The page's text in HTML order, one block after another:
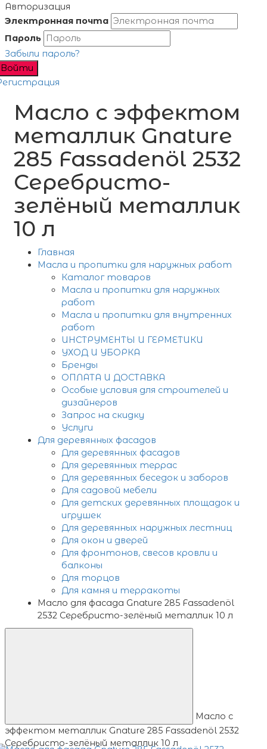
Авторизация
Электронная почта
Пароль
Забыли пароль?
Войти
Масло с эффектом
металлик Gnature
285 Fassadenöl 2532
Серебристо-
зелёный металлик
10 л
Главная
Масла и пропитки для наружных работ
Каталог товаров
Масла и пропитки для наружных
работ
Масла и пропитки для внутренних
работ
ИНСТРУМЕНТЫ И ГЕРМЕТИКИ
УХОД И УБОРКА
Бренды
ОПЛАТА И ДОСТАВКА
Особые условия для строителей и
дизайнеров
Запрос на скидку
Услуги
Для деревянных фасадов
Для деревянных фасадов
Для деревянных террас
Для деревянных беседок и заборов
Для садовой мебели
Для детских деревянных площадок и
игрушек
Для деревянных наружных лестниц
Для окон и дверей
Для фронтонов, свесов кровли и
балконы
Для торцов
Для камня и терракоты
Масло для фасада Gnature 285 Fassadenöl
2532 Серебристо-зелёный металлик 10 л
Масло с
эффектом металлик Gnature 285 Fassadenöl 2532
Серебристо-зелёный металлик 10 л